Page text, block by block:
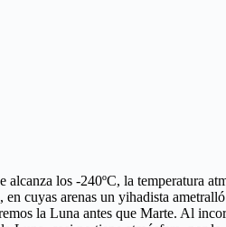
los -240ºC, la temperatura
cuyas arenas un yihadista
la Luna antes que Marte. Al